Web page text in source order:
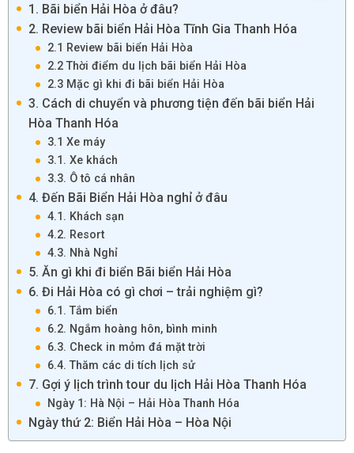
1. Bãi biển Hải Hòa ở đâu?
2. Review bãi biển Hải Hòa Tĩnh Gia Thanh Hóa
2.1 Review bãi biển Hải Hòa
2.2 Thời điểm du lịch bãi biển Hải Hòa
2.3 Mặc gì khi đi bãi biển Hải Hòa
3. Cách di chuyển và phương tiện đến bãi biển Hải
Hòa Thanh Hóa
3.1 Xe máy
3.1. Xe khách
3.3. Ô tô cá nhân
4. Đến Bãi Biển Hải Hòa nghỉ ở đâu
4.1. Khách sạn
4.2. Resort
4.3. Nhà Nghỉ
5. Ăn gì khi đi biển Bãi biển Hải Hòa
6. Đi Hải Hòa có gì chơi – trải nghiệm gì?
6.1. Tắm biển
6.2. Ngắm hoàng hôn, bình minh
6.3. Check in mỏm đá mặt trời
6.4. Thăm các di tích lịch sử
7. Gợi ý lịch trình tour du lịch Hải Hòa Thanh Hóa
Ngày 1: Hà Nội – Hải Hòa Thanh Hóa
Ngày thứ 2: Biển Hải Hòa – Hòa Nội